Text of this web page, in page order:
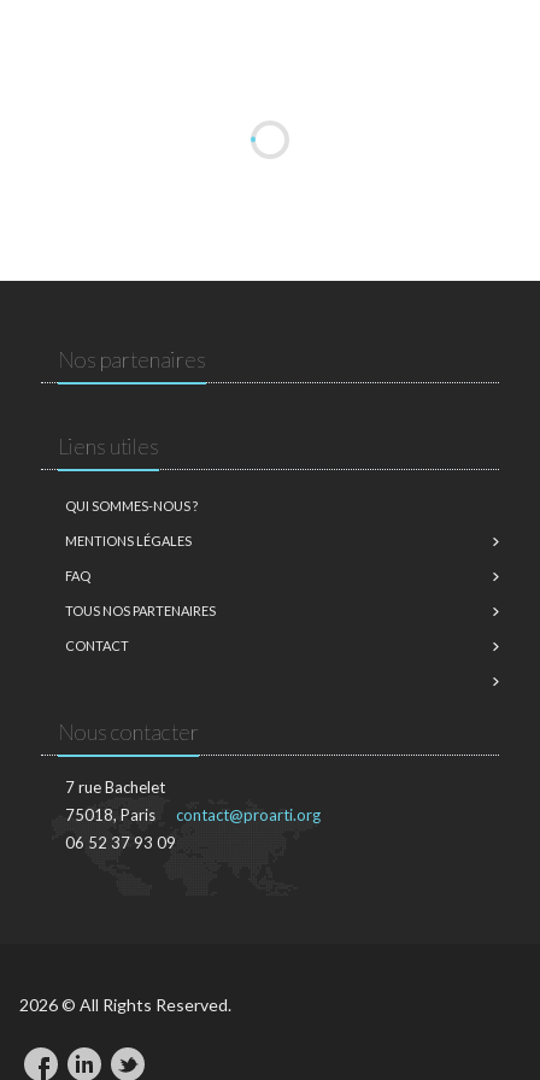
Nos partenaires
Liens utiles
QUI SOMMES-NOUS ?
MENTIONS LÉGALES
FAQ
TOUS NOS PARTENAIRES
CONTACT
Nous contacter
7 rue Bachelet
75018, Paris
06 52 37 93 09
contact@proarti.org
2026 © All Rights Reserved.